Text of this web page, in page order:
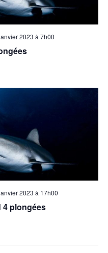
2023 à 7h00
2023 à 17h00
4 plongées